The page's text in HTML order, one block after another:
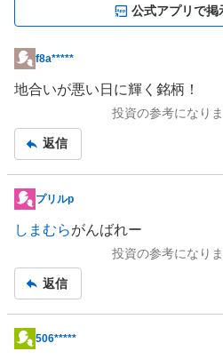
公式アプリで掲
掲
示
記
事
f8a*****
地合いが悪い日に輝く銘柄！
投資の参考になり
返信
掲
示
記
事
プリルp
しまむらがんばれー
投資の参考になり
返信
掲
506*****